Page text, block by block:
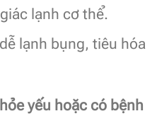
lạnh cơ thể.
lạnh bụng, tiêu hóa
yếu hoặc có bệnh